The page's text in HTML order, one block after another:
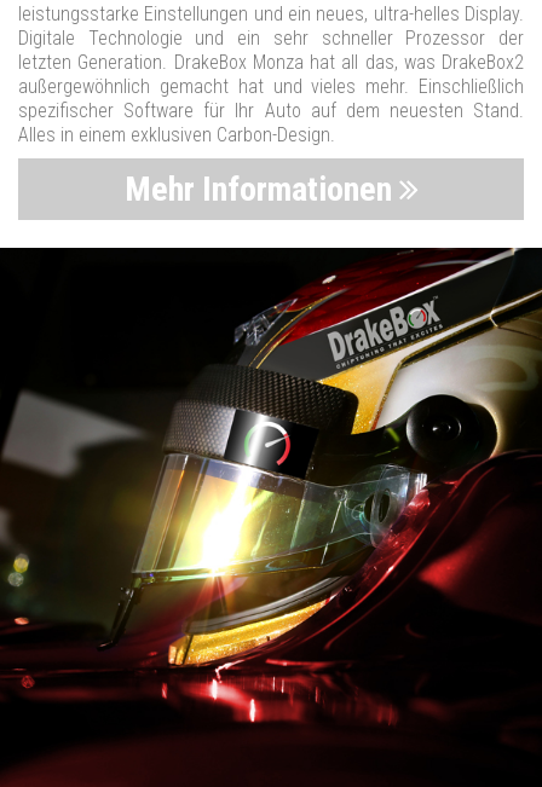
leistungsstarke Einstellungen und ein neues, ultra-helles Display.
Digitale Technologie und ein sehr schneller Prozessor der
letzten Generation. DrakeBox Monza hat all das, was DrakeBox2
außergewöhnlich gemacht hat und vieles mehr. Einschließlich
spezifischer Software für Ihr Auto auf dem neuesten Stand.
Alles in einem exklusiven Carbon-Design.
Mehr Informationen